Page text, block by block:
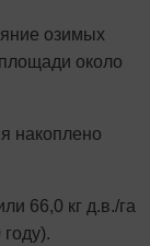
озимых
около
накоплено
66,0 кг д.в./га